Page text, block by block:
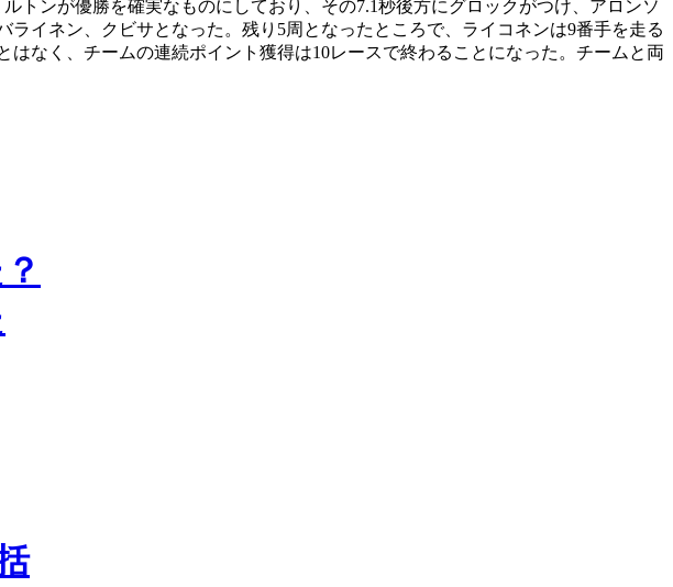
トンが優勝を確実なものにしており、その7.1秒後方にグロックがつけ、アロンソ
イネン、クビサとなった。残り5周となったところで、ライコネンは9番手を走る
なく、チームの連続ポイント獲得は10レースで終わることになった。チームと両